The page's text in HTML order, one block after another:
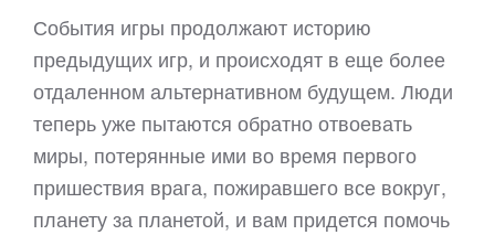
События игры продолжают историю
предыдущих игр, и происходят в еще более
отдаленном альтернативном будущем. Люди
теперь уже пытаются обратно отвоевать
миры, потерянные ими во время первого
пришествия врага, пожиравшего все вокруг,
планету за планетой, и вам придется помочь